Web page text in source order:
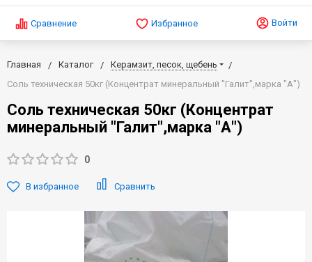
Сравнение Избранное Войти
Главная Каталог
Керамзит, песок, щебень
Соль техническая 50кг (Концентрат минеральный "Галит",марка "А")
Соль техническая 50кг (Концентрат
минеральный "Галит",марка "А")
0
В избранное Сравнить